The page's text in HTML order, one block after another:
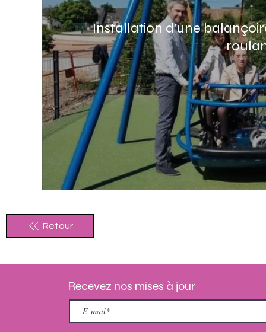
Installation d'une
Retour
Recevez nos mises à jour